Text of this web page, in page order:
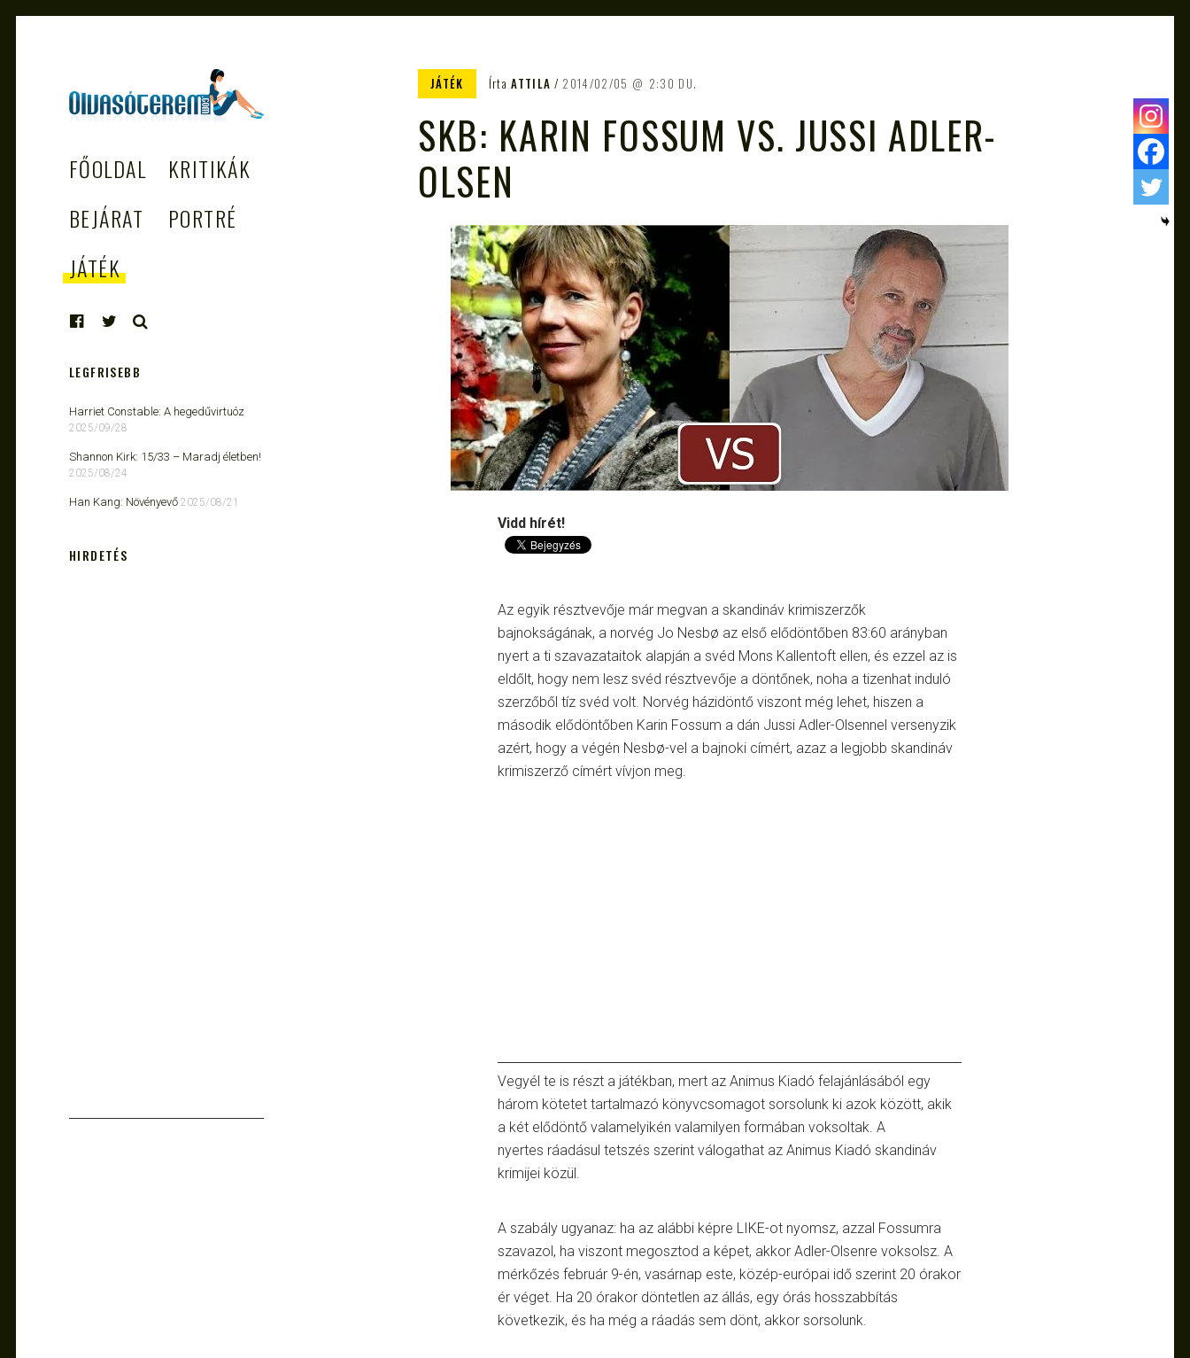
– AZ EGÉSZSÉGES
OLVASÁS
TÁMOGATÓJA
FŐOLDAL
KRITIKÁK
BEJÁRAT
PORTRÉ
JÁTÉK
JÁTÉK ÍrtaATTILA 2014/02/05 2:30 DU.
SKB: KARIN FOSSUM VS. JUSSI ADLER-
OLSEN
Vidd hírét!
Az egyik résztvevője már megvan a skandináv krimiszerzők
bajnokságának, a norvég Jo Nesbø az első elődöntőben 83:60 arányban
nyert a ti szavazataitok alapján a svéd Mons Kallentoft ellen, és ezzel az is
eldőlt, hogy nem lesz svéd résztvevője a döntőnek, noha a tizenhat induló
szerzőből tíz svéd volt. Norvég házidöntő viszont még lehet, hiszen a
második elődöntőben Karin Fossum a dán Jussi Adler-Olsennel versenyzik
azért, hogy a végén Nesbø-vel a bajnoki címért, azaz a legjobb skandináv
krimiszerző címért vívjon meg.
Vegyél te is részt a játékban, mert az Animus Kiadó felajánlásából egy
három kötetet tartalmazó könyvcsomagot sorsolunk ki azok között, akik
a két elődöntő valamelyikén valamilyen formában voksoltak. A
nyertes ráadásul tetszés szerint válogathat az Animus Kiadó skandináv
krimijei közül.
A szabály ugyanaz: ha az alábbi képre LIKE-ot nyomsz, azzal Fossumra
szavazol, ha viszont megosztod a képet, akkor Adler-Olsenre voksolsz. A
mérkőzés február 9-én, vasárnap este, közép-európai idő szerint 20 órakor
ér véget. Ha 20 órakor döntetlen az állás, egy órás hosszabbítás
következik, és ha még a ráadás sem dönt, akkor sorsolunk.
LEGFRISEBB
Harriet Constable: A hegedűvirtuóz
2025/09/28
Shannon Kirk: 15/33 ​– Maradj életben!
2025/08/24
Han Kang: Növényevő 2025/08/21
HIRDETÉS